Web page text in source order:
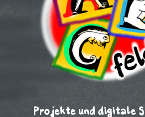
Projekte und digitale